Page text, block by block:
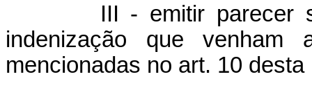
III - emitir parecer
indenização que venham
mencionadas no art. 10 desta